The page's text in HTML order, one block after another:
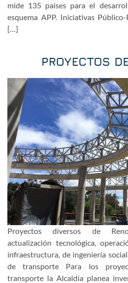
mide 135 países para el
esquema APP. Iniciativas
[…]
PROYECTOS
Proyectos diversos de
actualización tecnológica,
infraestructura, de ingeniería
de transporte Para los
transporte la Alcaldía planea